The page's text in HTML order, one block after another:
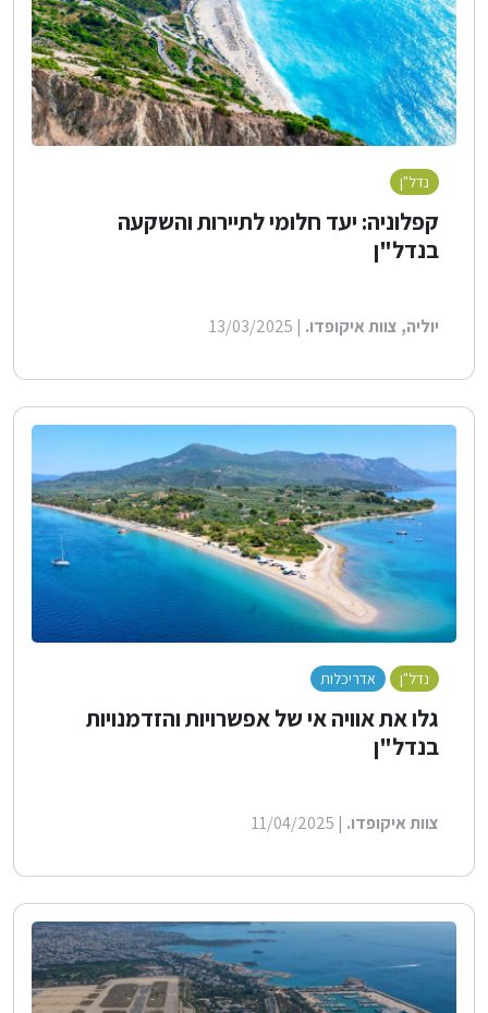
נדל"ן
קפלוניה: יעד חלומי לתיירות והשקעה
בנדל"ן
יוליה, צוות איקופדו. | 13/03/2025
נדל"ן אדריכלות
גלו את אוויה אי של אפשרויות והזדמנויות
בנדל"ן
צוות איקופדו. | 11/04/2025